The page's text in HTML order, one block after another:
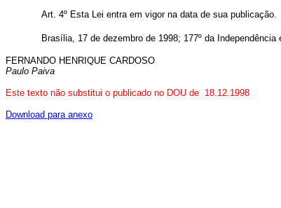
Art. 4º Esta Lei entra em vigor na data de sua publicação.
Brasília, 17 de dezembro de 1998; 177º da Independência
FERNANDO HENRIQUE CARDOSO
Paulo Paiva
Este texto não substitui o publicado no DOU de 18.12.1998
Download para anexo